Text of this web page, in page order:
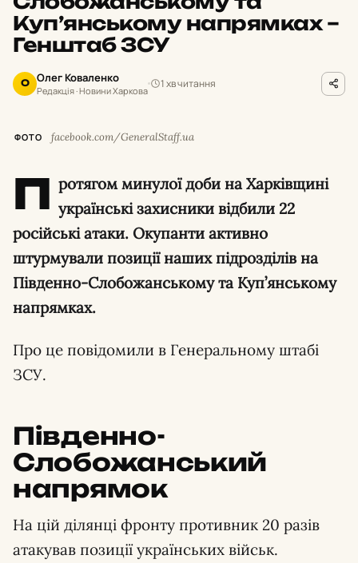
Куп’янському напрямках –
Генштаб ЗСУ
О Олег Коваленко
Редакція · Новини Харкова
1 хв читання
ФОТО facebook.com/GeneralStaff.ua
П ротягом минулої доби на Харківщині
українські захисники відбили 22
російські атаки. Окупанти активно
штурмували позиції наших підрозділів на
Південно-Слобожанському та Куп’янському
напрямках.
Про це повідомили в Генеральному штабі
ЗСУ.
Південно-
Слобожанський
напрямок
На цій ділянці фронту противник 20 разів
атакував позиції українських військ.